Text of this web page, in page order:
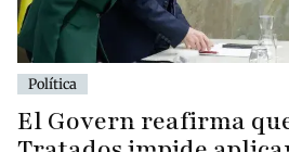
Política
El Govern reafirma